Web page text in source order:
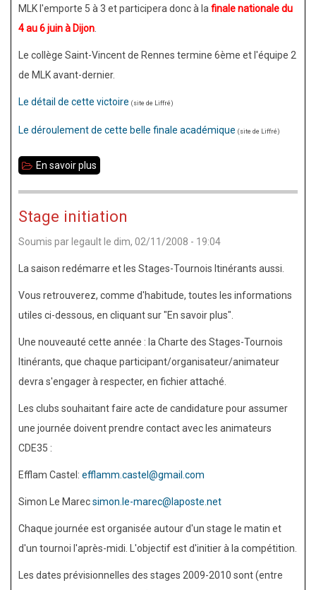
MLK l'emporte 5 à 3 et participera donc à la finale nationale du
4 au 6 juin à Dijon
Le collège Saint-Vincent de Rennes termine 6ème et l'équipe 2
de MLK avant-dernier.
Le détail de cette victoire (site de Liffré)
Le déroulement de cette belle finale académique (site de Liffré)
En savoir plus
Luther
King
de
académique
2010
Stage initiation
Soumis par legault le dim, 02/11/2008 - 19:04
La saison redémarre et les Stages-Tournois Itinérants aussi.
Vous retrouverez, comme d'habitude, toutes les informations
utiles ci-dessous, en cliquant sur "En savoir plus".
Une nouveauté cette année : la Charte des Stages-Tournois
Itinérants, que chaque participant/organisateur/animateur
devra s'engager à respecter, en fichier attaché.
Les clubs souhaitant faire acte de candidature pour assumer
une journée doivent prendre contact avec les animateurs
CDE35 :
Efflam Castel: efflamm.castel@gmail.com
Simon Le Marecsimon.le-marec@laposte.net
Chaque journée est organisée autour d'un stage le matin et
d'un tournoi l'après-midi. L'objectif est d'initier à la compétition.
Les dates prévisionnelles des stages 2009-2010 sont (entre